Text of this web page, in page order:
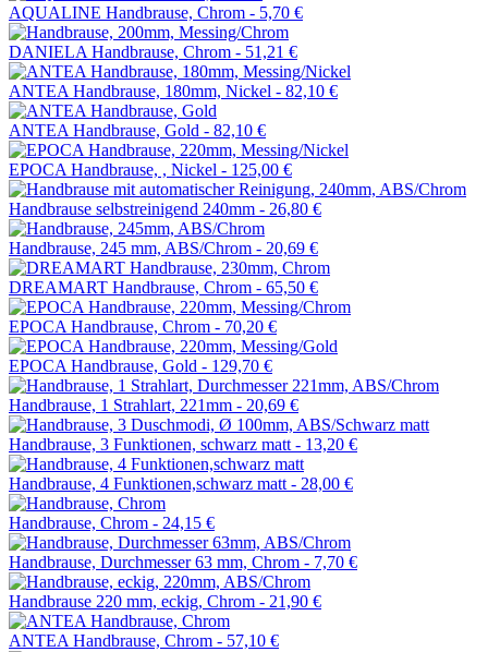
AQUALINE Handbrause, Chrom - 5,70 €
DANIELA Handbrause, Chrom - 51,21 €
ANTEA Handbrause, 180mm, Nickel - 82,10 €
ANTEA Handbrause, Gold - 82,10 €
EPOCA Handbrause, , Nickel - 125,00 €
Handbrause selbstreinigend 240mm - 26,80 €
Handbrause, 245 mm, ABS/Chrom - 20,69 €
DREAMART Handbrause, Chrom - 65,50 €
EPOCA Handbrause, Chrom - 70,20 €
EPOCA Handbrause, Gold - 129,70 €
Handbrause, 1 Strahlart, 221mm - 20,69 €
Handbrause, 3 Funktionen, schwarz matt - 13,20 €
Handbrause, 4 Funktionen,schwarz matt - 28,00 €
Handbrause, Chrom - 24,15 €
Handbrause, Durchmesser 63 mm, Chrom - 7,70 €
Handbrause 220 mm, eckig, Chrom - 21,90 €
ANTEA Handbrause, Chrom - 57,10 €